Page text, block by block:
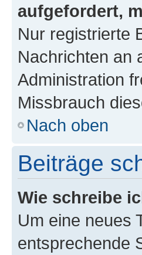
aufgefordert,
Nur registrierte
Nachrichten an
Administration
Missbrauch
Nach oben
Beiträge
Wie schreibe
Um eine neues
entsprechende